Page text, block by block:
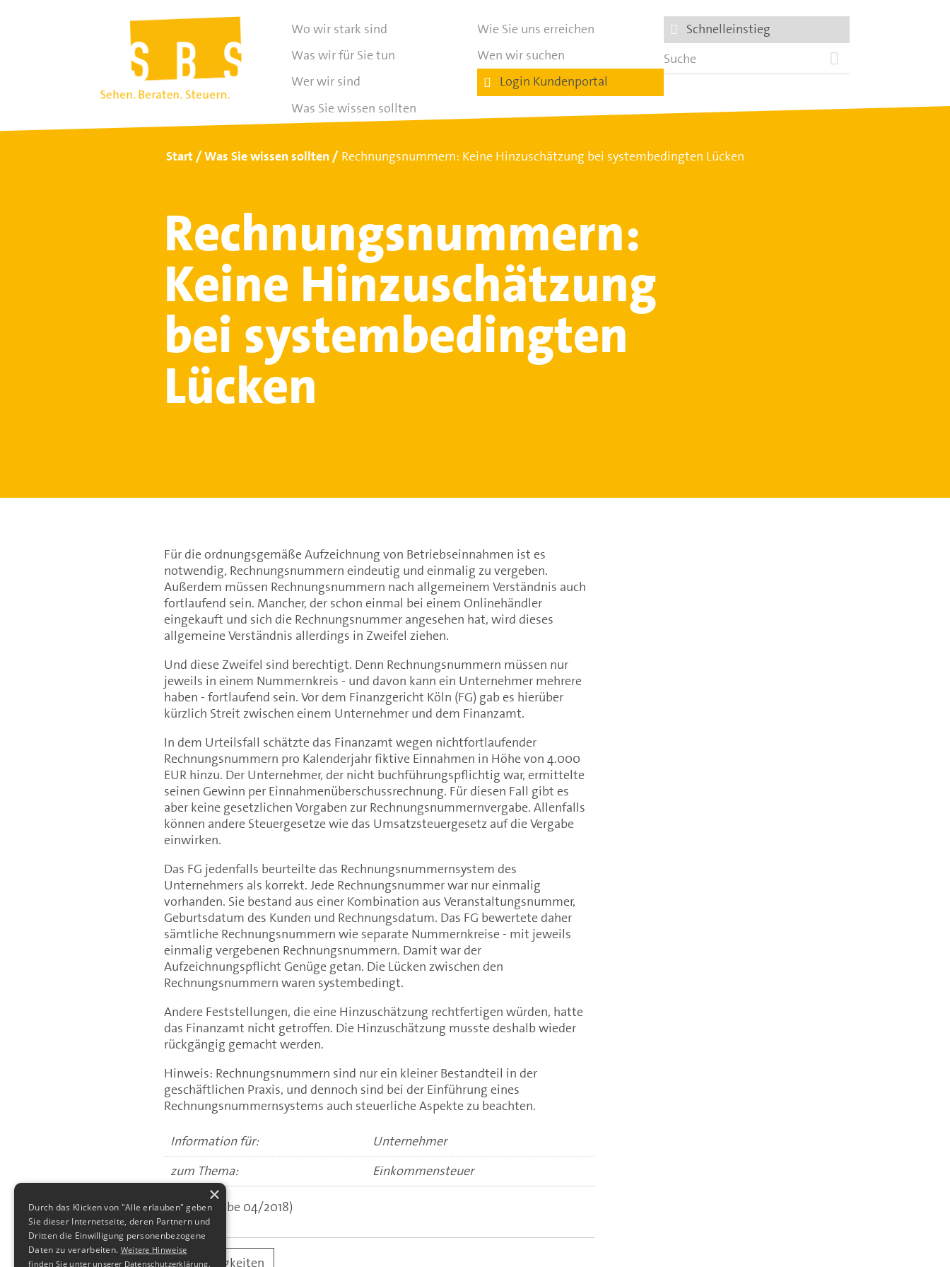
Wo wir stark sind
Was wir für Sie tun
Wer wir sind
Was Sie wissen sollten
Wie Sie uns erreichen
Wen wir suchen
Login Kundenportal
Schnelleinstieg
Start Was Sie wissen sollten Rechnungsnummern: Keine Hinzuschätzung bei systembedingten Lücken
Rechnungsnummern:
Keine Hinzuschätzung
bei systembedingten
Lücken
Für die ordnungsgemäße Aufzeichnung von Betriebseinnahmen ist es
notwendig, Rechnungsnummern eindeutig und einmalig zu vergeben.
Außerdem müssen Rechnungsnummern nach allgemeinem Verständnis auch
fortlaufend sein. Mancher, der schon einmal bei einem Onlinehändler
eingekauft und sich die Rechnungsnummer angesehen hat, wird dieses
allgemeine Verständnis allerdings in Zweifel ziehen.
Und diese Zweifel sind berechtigt. Denn Rechnungsnummern müssen nur
jeweils in einem Nummernkreis - und davon kann ein Unternehmer mehrere
haben - fortlaufend sein. Vor dem Finanzgericht Köln (FG) gab es hierüber
kürzlich Streit zwischen einem Unternehmer und dem Finanzamt.
In dem Urteilsfall schätzte das Finanzamt wegen nichtfortlaufender
Rechnungsnummern pro Kalenderjahr fiktive Einnahmen in Höhe von 4.000
EUR hinzu. Der Unternehmer, der nicht buchführungspflichtig war, ermittelte
seinen Gewinn per Einnahmenüberschussrechnung. Für diesen Fall gibt es
aber keine gesetzlichen Vorgaben zur Rechnungsnummernvergabe. Allenfalls
können andere Steuergesetze wie das Umsatzsteuergesetz auf die Vergabe
einwirken.
Das FG jedenfalls beurteilte das Rechnungsnummernsystem des
Unternehmers als korrekt. Jede Rechnungsnummer war nur einmalig
vorhanden. Sie bestand aus einer Kombination aus Veranstaltungsnummer,
Geburtsdatum des Kunden und Rechnungsdatum. Das FG bewertete daher
sämtliche Rechnungsnummern wie separate Nummernkreise - mit jeweils
einmalig vergebenen Rechnungsnummern. Damit war der
Aufzeichnungspflicht Genüge getan. Die Lücken zwischen den
Rechnungsnummern waren systembedingt.
Andere Feststellungen, die eine Hinzuschätzung rechtfertigen würden, hatte
das Finanzamt nicht getroffen. Die Hinzuschätzung musste deshalb wieder
rückgängig gemacht werden.
Hinweis: Rechnungsnummern sind nur ein kleiner Bestandteil in der
geschäftlichen Praxis, und dennoch sind bei der Einführung eines
Rechnungsnummernsystems auch steuerliche Aspekte zu beachten.
Information für:
Unternehmer
zum Thema:
Einkommensteuer
(aus: Ausgabe 04/2018)
alle Neuigkeiten
×
Durch das Klicken von "Alle erlauben" geben
Sie dieser Internetseite, deren Partnern und
Dritten die Einwilligung personenbezogene
Daten zu verarbeiten. Weitere Hinweise
finden Sie unter unserer Datenschutzerklärung.